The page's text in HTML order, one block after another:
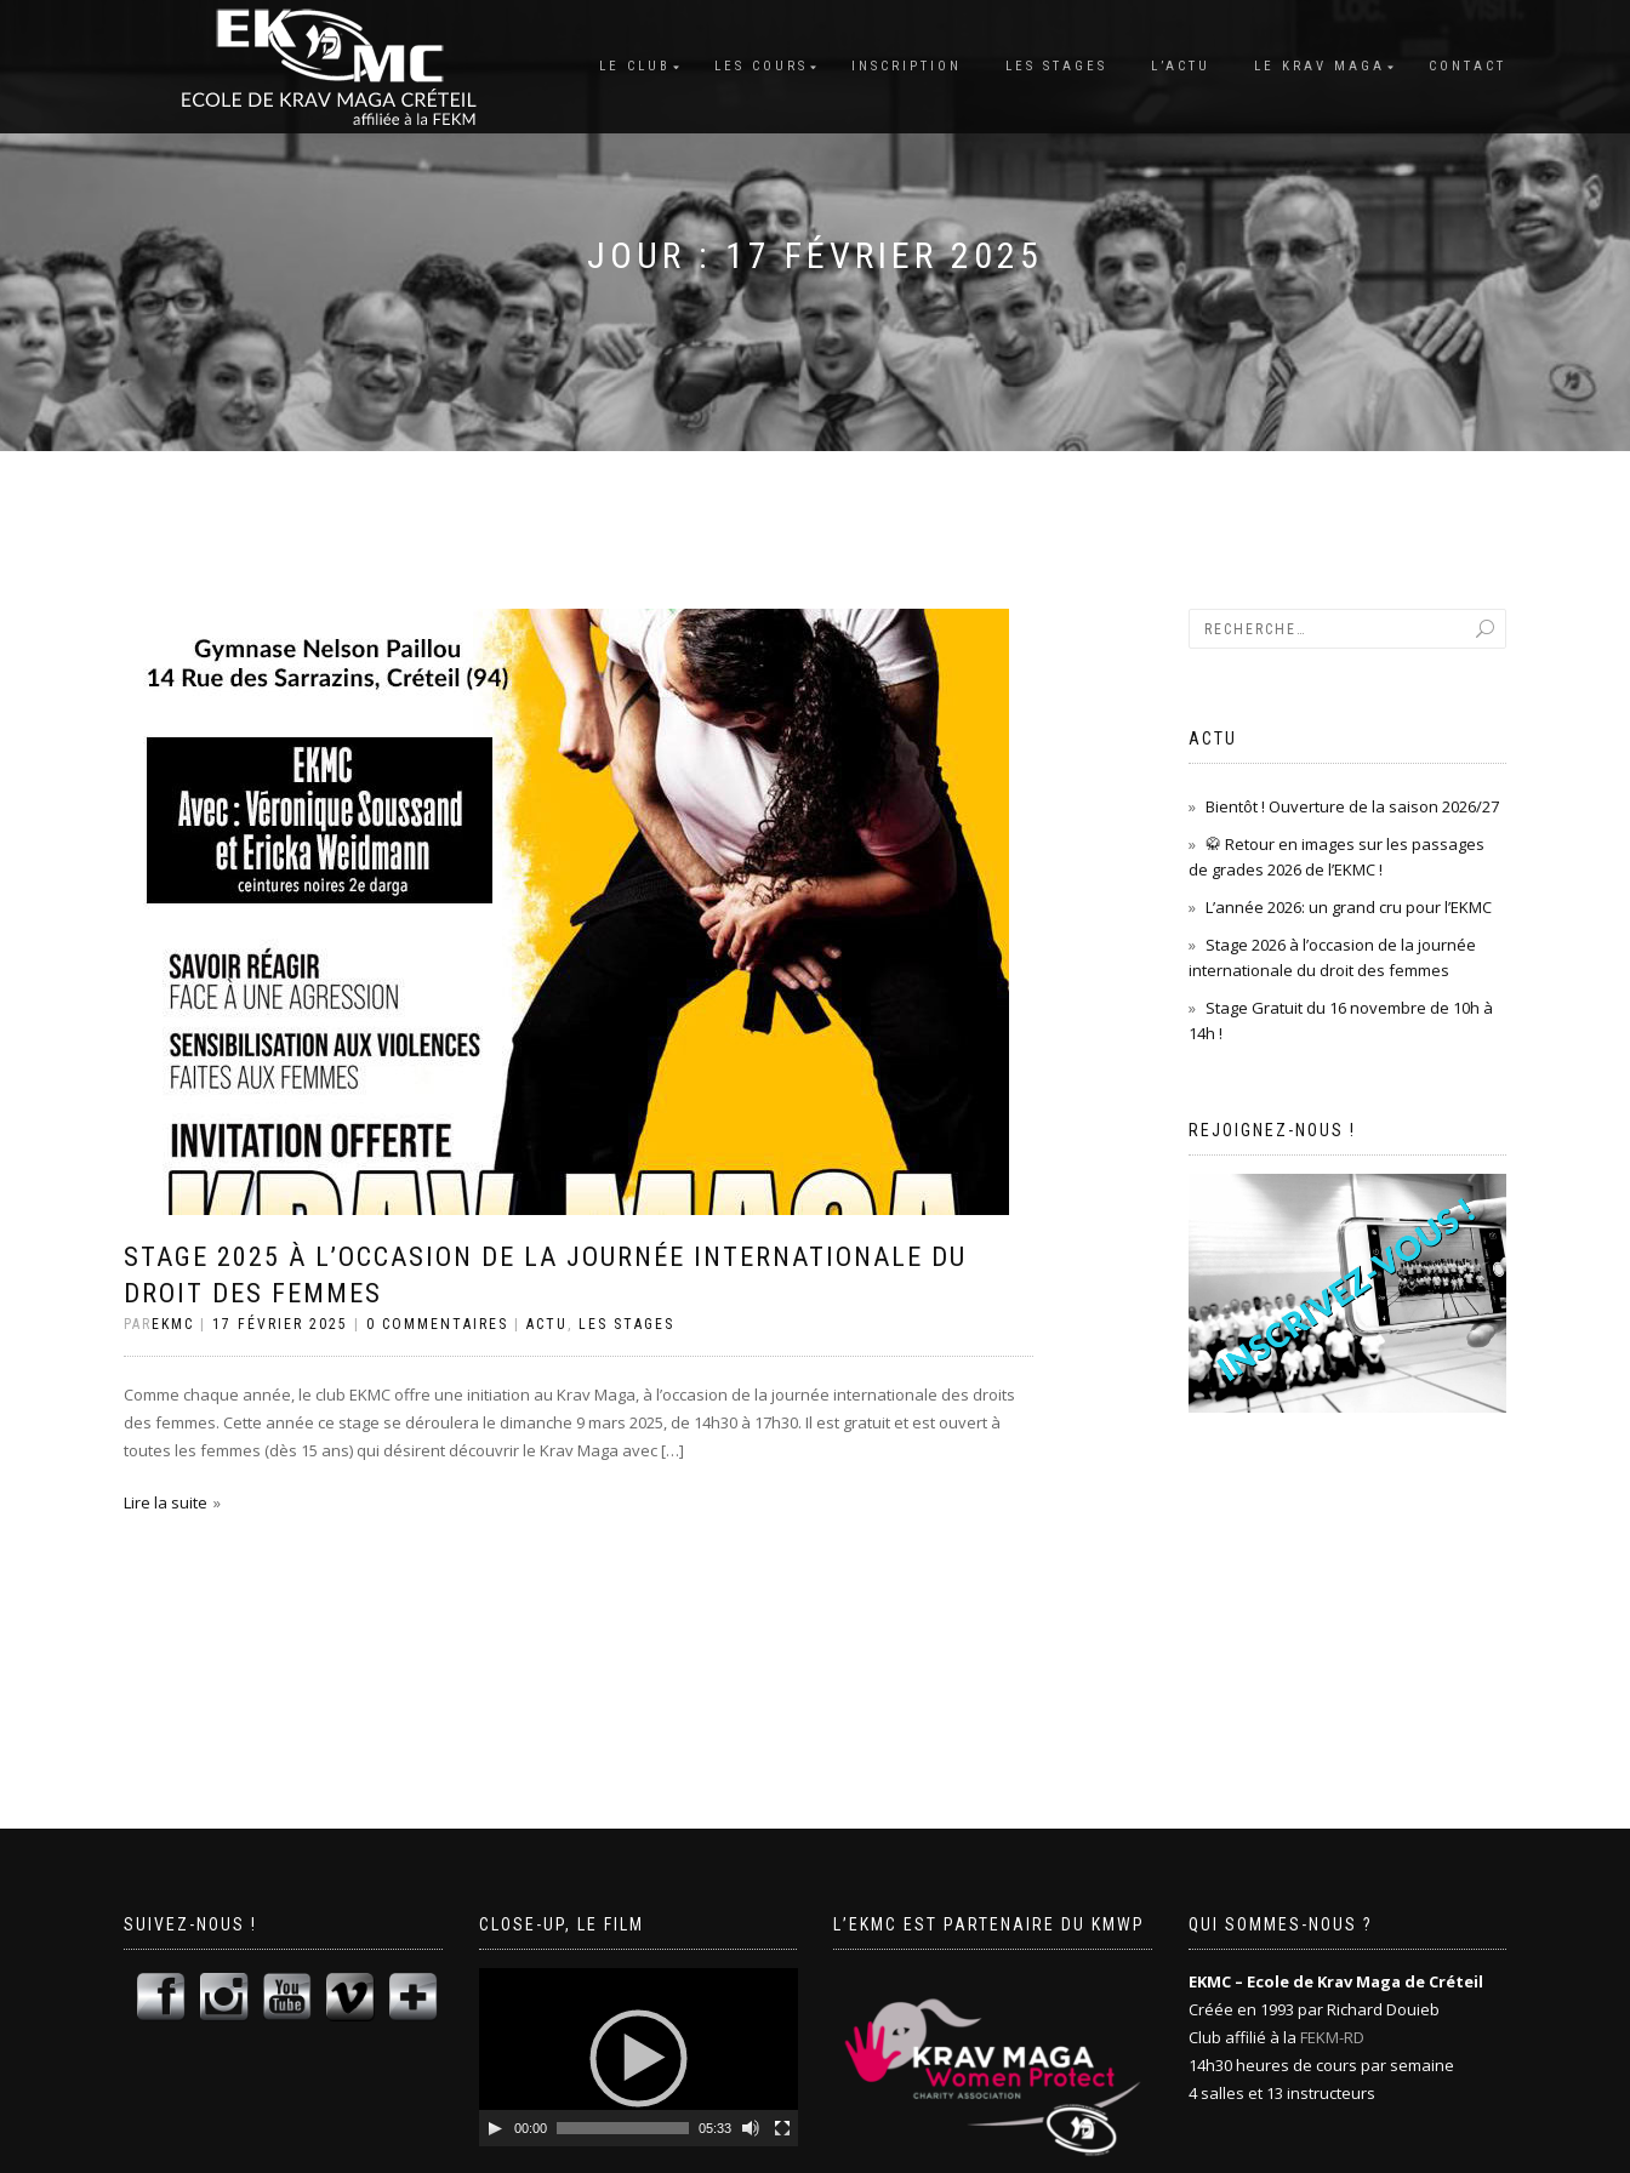
LE CLUB LES COURS INSCRIPTION LES STAGES L’ACTU LE KRAV MAGA CONTACT
JOUR : 17 FÉVRIER 2025
STAGE 2025 À L’OCCASION DE LA JOURNÉE INTERNATIONALE DU
DROIT DES FEMMES
PAR EKMC 17 FÉVRIER 2025 0 COMMENTAIRES ACTU , LES STAGES
Comme chaque année, le club EKMC offre une initiation au Krav Maga, à l’occasion de la journée internationale des droits
des femmes. Cette année ce stage se déroulera le dimanche 9 mars 2025, de 14h30 à 17h30. Il est gratuit et est ouvert à
toutes les femmes (dès 15 ans) qui désirent découvrir le Krav Maga avec […]
Lire la suite
ACTU
Bientôt ! Ouverture de la saison 2026/27
🥋 Retour en images sur les passages
de grades 2026 de l’EKMC !
L’année 2026: un grand cru pour l’EKMC
Stage 2026 à l’occasion de la journée
internationale du droit des femmes
Stage Gratuit du 16 novembre de 10h à
14h !
REJOIGNEZ-NOUS !
SUIVEZ-NOUS ! CLOSE-UP, LE FILM
00:00 05:33
L’EKMC EST PARTENAIRE DU KMWP QUI SOMMES-NOUS ?
EKMC – Ecole de Krav Maga de Créteil
Créée en 1993 par Richard Douieb
Club affilié à la FEKM-RD
14h30 heures de cours par semaine
4 salles et 13 instructeurs